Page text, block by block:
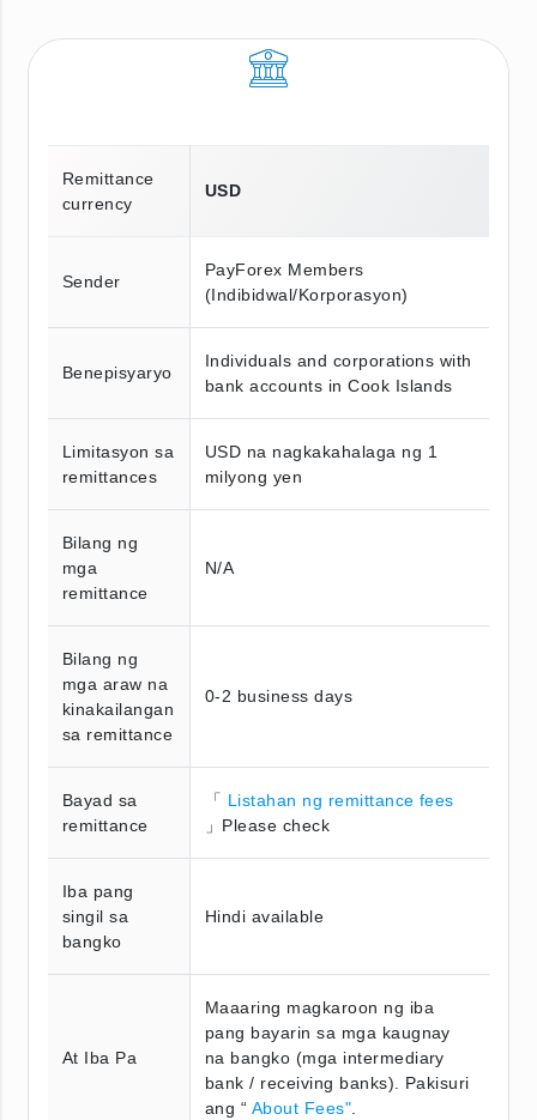
Remittance
currency
USD
Sender
PayForex Members
(Indibidwal/Korporasyon)
Benepisyaryo
Individuals and corporations with
bank accounts in Cook Islands
Limitasyon sa
remittances
USD na nagkakahalaga ng 1
milyong yen
Bilang ng
mga
remittance
N/A
Bilang ng
mga araw na
kinakailangan
sa remittance
0-2 business days
Bayad sa
remittance
「 Listahan ng remittance fees
」Please check
Iba pang
singil sa
bangko
Hindi available
At Iba Pa
Maaaring magkaroon ng iba
pang bayarin sa mga kaugnay
na bangko (mga intermediary
bank / receiving banks). Pakisuri
ang “ About Fees"